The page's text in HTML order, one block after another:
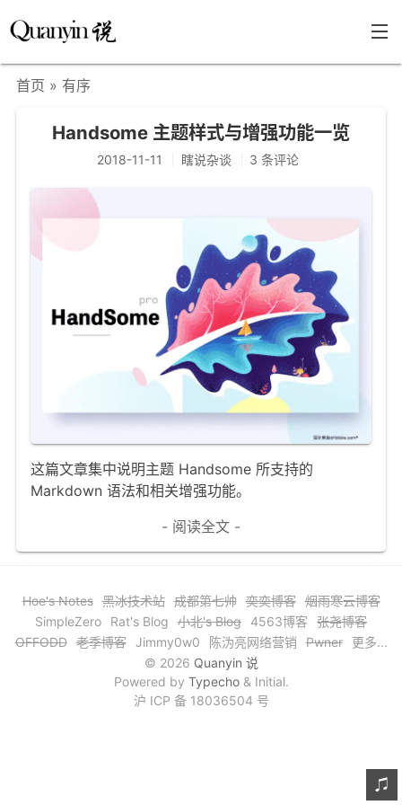
文章分类
精华荟萃
福利共享
其他页面
关于
只言片语
文章归档
谷歌站内搜索
留言板
友情链接
首页 » 有序
Handsome 主题样式与增强功能一览
2018-11-11 瞎说杂谈 3 条评论
这篇文章集中说明主题 Handsome 所支持的
Markdown 语法和相关增强功能。
- 阅读全文 -
Hoe's Notes 黑冰技术站 成都第七帅 奕奕博客 烟雨寒云博客
SimpleZero
Rat's Blog 小北's Blog 4563博客
张尧博客
OFFODD 老季博客 Jimmy0w0 陈沩亮网络营销 Pwner
更多...
© 2026 Quanyin 说
Powered by Typecho& Initial.
沪 ICP 备 18036504 号